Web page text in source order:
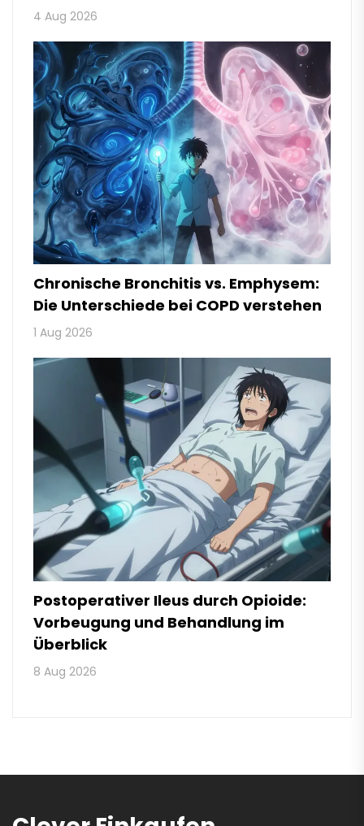
4 Aug 2026
Chronische Bronchitis vs. Emphysem:
Die Unterschiede bei COPD verstehen
1 Aug 2026
Postoperativer Ileus durch Opioide:
Vorbeugung und Behandlung im
Überblick
8 Aug 2026